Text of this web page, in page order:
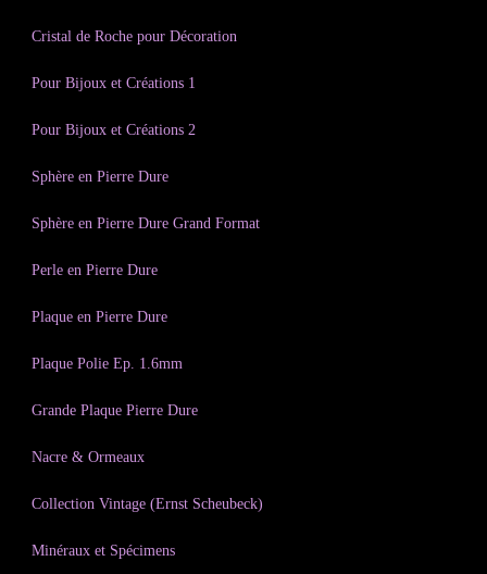
Cristal de Roche pour Décoration
Pour Bijoux et Créations 1
Pour Bijoux et Créations 2
Sphère en Pierre Dure
Sphère en Pierre Dure Grand Format
Perle en Pierre Dure
Plaque en Pierre Dure
Plaque Polie Ep. 1.6mm
Grande Plaque Pierre Dure
Nacre & Ormeaux
Collection Vintage (Ernst Scheubeck)
Minéraux et Spécimens